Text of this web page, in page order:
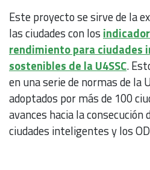
Este proyecto se sirve de la
las ciudades con los
rendimiento para ciudades
sostenibles de la U4SSC.
en una serie de normas de la
adoptados por más de 100
avances hacia la consecución
ciudades inteligentes y los